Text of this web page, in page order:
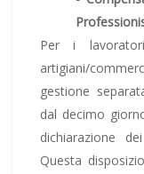
Per i
artigiani/
gestione
dal decimo
dichiarazione
Questa